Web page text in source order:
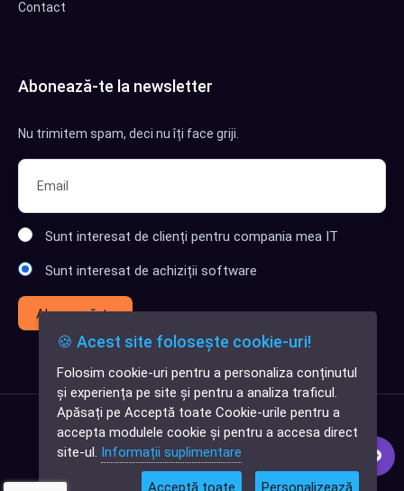
✕
Cauți o aplicație
software?
Contact
Abonează-te la newsletter
Nu trimitem spam, deci nu îți face griji.
Sunt interesat de clienți pentru compania mea IT
Sunt interesat de achiziții software
Abonează-te
🍪 Acest site folosește cookie-uri!
Folosim cookie-uri pentru a personaliza conținutul
și experiența pe site și pentru a analiza traficul.
Apăsați pe Acceptă toate Cookie-urile pentru a
accepta modulele cookie și pentru a accesa direct
site-ul. Informații suplimentare
Acceptă toate Personalizează